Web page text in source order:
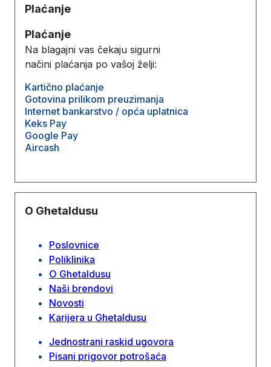
Plaćanje
Plaćanje
Na blagajni vas čekaju sigurni
načini plaćanja po vašoj želji:
Kartično plaćanje
Gotovina prilikom preuzimanja
Internet bankarstvo / opća uplatnica
Keks Pay
Google Pay
Aircash
O Ghetaldusu
Poslovnice
Poliklinika
O Ghetaldusu
Naši brendovi
Novosti
Karijera u Ghetaldusu
Jednostrani raskid ugovora
Pisani prigovor potrošaća